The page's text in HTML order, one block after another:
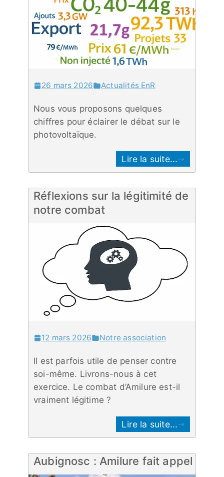
26 mars 2026 Actualités EnR
Nous vous proposons quelques
chiffres pour éclairer le débat sur le
photovoltaïque.
Lire la suite...
Réflexions sur la légitimité de
notre combat
12 mars 2026 Notre association
Il est parfois utile de penser contre
soi-même. Livrons-nous à cet
exercice. Le combat d’Amilure est-il
vraiment légitime ?
Lire la suite...
Aubignosc : Amilure fait appel